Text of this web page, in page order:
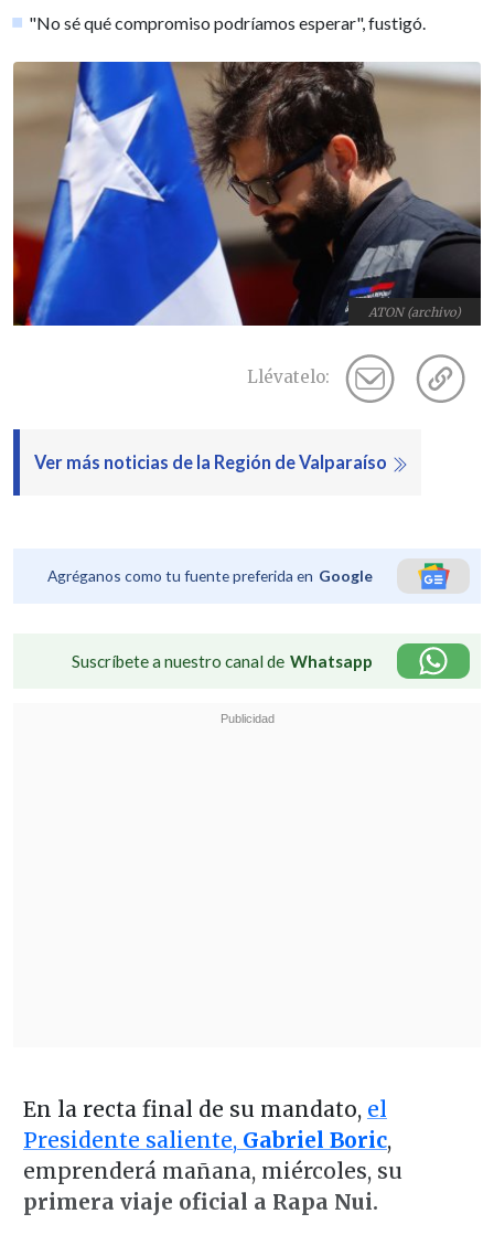
"No sé qué compromiso podríamos esperar", fustigó.
ATON (archivo)
Llévatelo:
Ver más noticias de la Región de Valparaíso
Agréganos como tu fuente preferida en Google
Suscríbete a nuestro canal de Whatsapp
En la recta final de su mandato, el
Presidente saliente,Gabriel Boric,
emprenderá mañana, miércoles, su
primera viaje oficial a Rapa Nui.